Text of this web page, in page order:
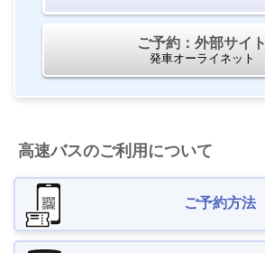
ご予約：外部サイト
発車オーライネット
高速バスのご利用について
ご予約方法